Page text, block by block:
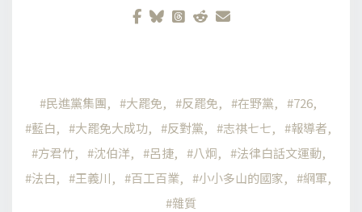
民進黨集團 大罷免 反罷免 在野黨
726
藍白
大罷免大成功 反對黨 志祺七七
報導者
方君竹
沈伯洋 呂捷 八炯
法律白話文運動
法白
王義川 百工百業 小小多山的國家
網軍
雜質